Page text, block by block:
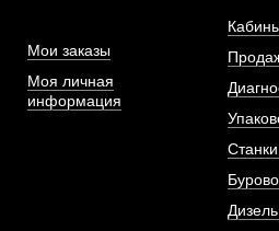
АРТИКУЛ:
ПОД
Мои заказы
Моя личная
информация